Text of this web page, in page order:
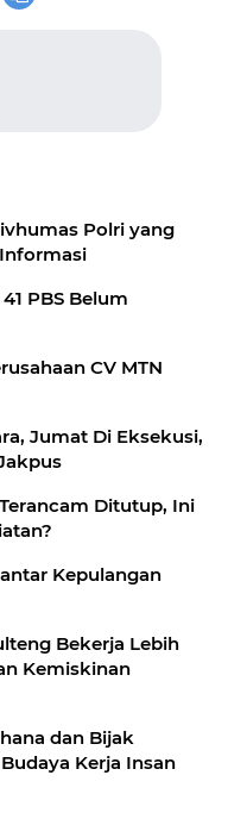
Polri yang
PBS Belum
CV MTN
Jumat Di Eksekusi,
Ditutup, Ini
Kepulangan
Bekerja Lebih
Kemiskinan
dan Bijak
Kerja Insan